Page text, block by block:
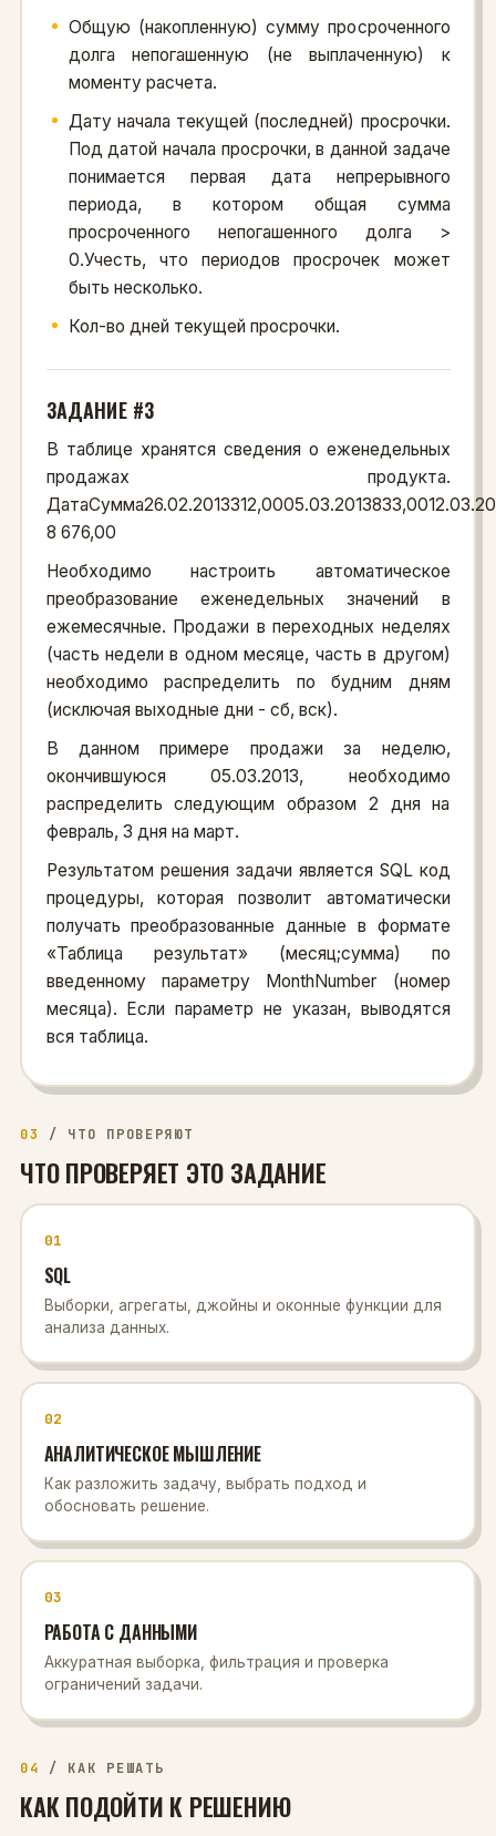
Общую (накопленную) сумму просроченного
долга непогашенную (не выплаченную) к
моменту расчета.
Дату начала текущей (последней) просрочки.
Под датой начала просрочки, в данной задаче
понимается первая дата непрерывного
периода, в котором общая сумма
просроченного непогашенного долга >
0.Учесть, что периодов просрочек может
быть несколько.
Кол-во дней текущей просрочки.
ЗАДАНИЕ #3
В таблице хранятся сведения о еженедельных
продажах продукта.
8 676,00
Необходимо настроить автоматическое
преобразование еженедельных значений в
ежемесячные. Продажи в переходных неделях
(часть недели в одном месяце, часть в другом)
необходимо распределить по будним дням
(исключая выходные дни - сб, вск).
В данном примере продажи за неделю,
окончившуюся 05.03.2013, необходимо
распределить следующим образом 2 дня на
февраль, 3 дня на март.
Результатом решения задачи является SQL код
процедуры, которая позволит автоматически
получать преобразованные данные в формате
«Таблица результат» (месяц;сумма) по
введенному параметру MonthNumber (номер
месяца). Если параметр не указан, выводятся
вся таблица.
03 / ЧТО ПРОВЕРЯЮТ
ЧТО ПРОВЕРЯЕТ ЭТО ЗАДАНИЕ
01
SQL
Выборки, агрегаты, джойны и оконные функции для
анализа данных.
02
АНАЛИТИЧЕСКОЕ МЫШЛЕНИЕ
Как разложить задачу, выбрать подход и
обосновать решение.
03
РАБОТА С ДАННЫМИ
Аккуратная выборка, фильтрация и проверка
ограничений задачи.
04 / КАК РЕШАТЬ
КАК ПОДОЙТИ К РЕШЕНИЮ